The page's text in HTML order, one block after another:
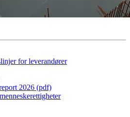
for leverandører
2026 (pdf)